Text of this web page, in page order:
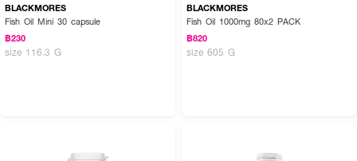
BLACKMORES
Fish Oil Mini 30 capsule
฿230
size 116.3 G
BLACKMORES
Fish Oil 1000mg 80x2 PACK
฿820
size 605 G